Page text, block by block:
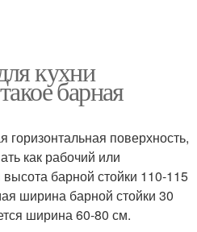
кухни
барная
горизонтальная поверхность,
как рабочий или
барной стойки 110-115
ширина барной стойки 30
ширина 60-80 см.